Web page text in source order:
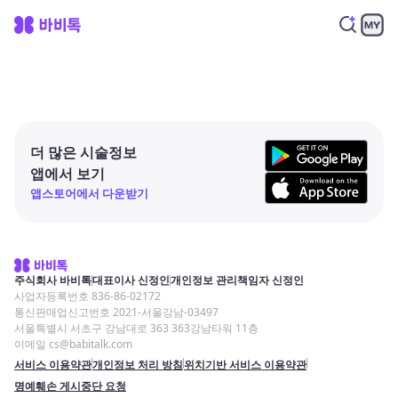
더 많은 시술정보
앱에서 보기
앱스토어에서 다운받기
주식회사 바비톡대표이사 신정인개인정보 관리책임자 신정인
사업자등록번호 836-86-02172
통신판매업신고번호 2021-서울강남-03497
서울특별시 서초구 강남대로 363 363강남타워 11층
이메일 cs@babitalk.com
서비스 이용약관개인정보 처리 방침위치기반 서비스 이용약관
명예훼손 게시중단 요청